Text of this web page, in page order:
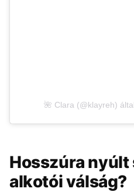
🌺 Clara (@klayreh)
Hosszúra
alkotói válság?